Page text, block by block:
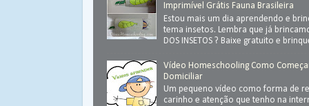
Imprimível Grátis Fauna Brasileira
Estou mais um dia aprendendo e
tema insetos. Lembra que já
DOS INSETOS ? Baixe gratuito e
Vídeo Homeschooling Como
Domiciliar
Um pequeno vídeo como forma de
carinho e atenção que tenho na